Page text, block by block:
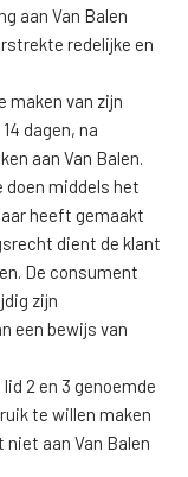
aan Van Balen
redelijke en
maken van zijn
dagen, na
aan Van Balen.
doen middels het
heeft gemaakt
dient de klant
De consument
zijn
een bewijs van
2 en 3 genoemde
te willen maken
aan Van Balen